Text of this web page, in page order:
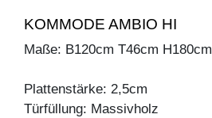
KOMMODE AMBIO HI
Maße: B120cm T46cm H180cm
Plattenstärke: 2,5cm
Türfüllung: Massivholz